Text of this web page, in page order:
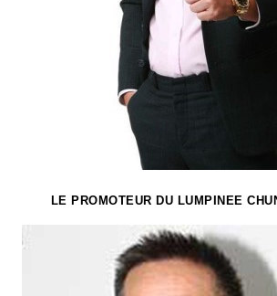
LE PROMOTEUR DU LUMPINEE